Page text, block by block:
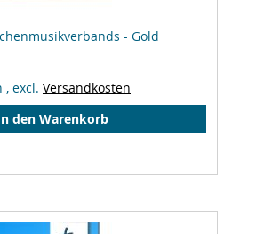
- Gold
, excl. Versandkosten
den Warenkorb